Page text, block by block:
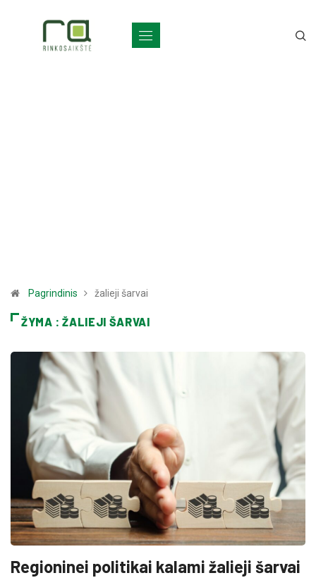
Pagrindinis žalieji šarvai
ŽYMA : ŽALIEJI ŠARVAI
Regioninei politikai kalami žalieji šarvai